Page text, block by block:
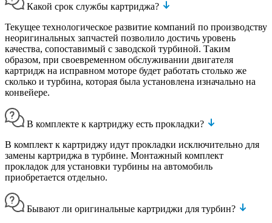
Какой срок службы картриджа?
Текущее технологическое развитие компаний по производству
неоригинальных запчастей позволило достичь уровень
качества, сопоставимый с заводской турбиной. Таким
образом, при своевременном обслуживании двигателя
картридж на исправном моторе будет работать столько же
сколько и турбина, которая была установлена изначально на
конвейере.
В комплекте к картриджу есть прокладки?
В комплект к картриджу идут прокладки исключительно для
замены картриджа в турбине. Монтажный комплект
прокладок для установки турбины на автомобиль
приобретается отдельно.
Бывают ли оригинальные картриджи для турбин?